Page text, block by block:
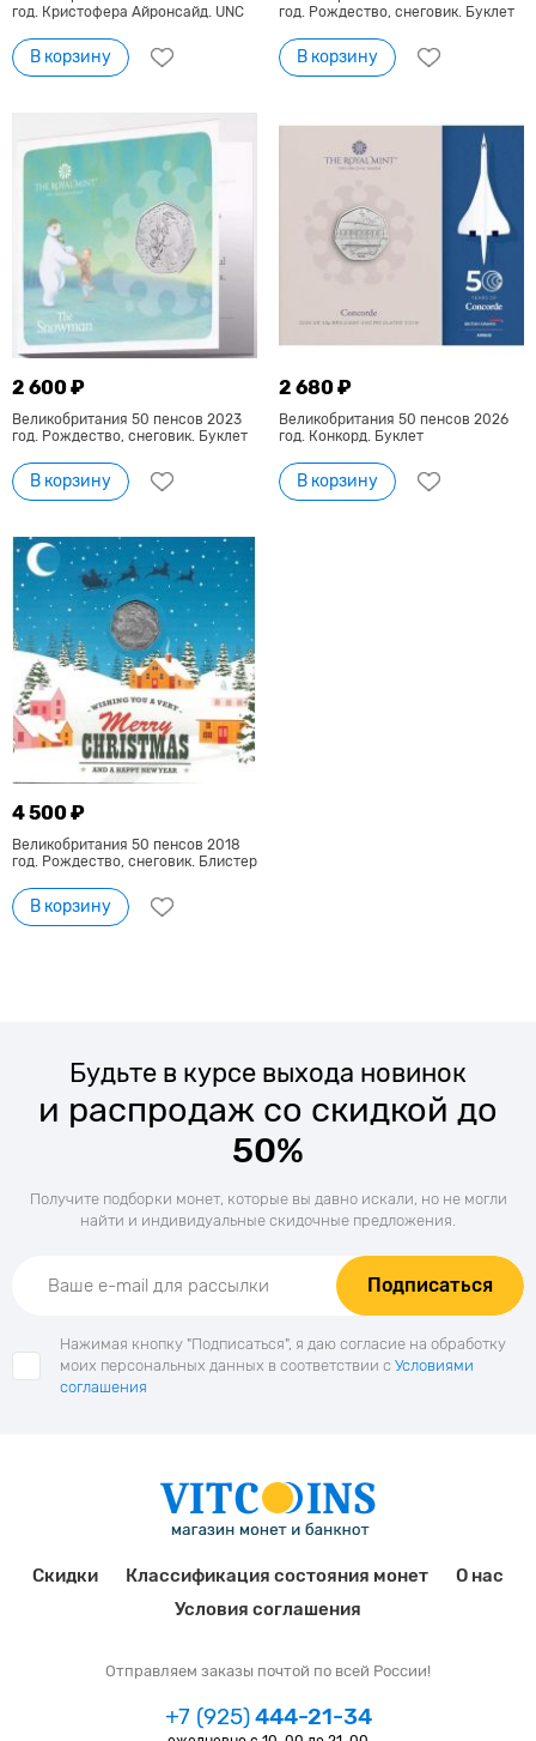
год. Кристофера Айронсайд. UNC
В корзину
год. Рождество, снеговик. Буклет
В корзину
2 600 ₽
Великобритания 50 пенсов 2023
год. Рождество, снеговик. Буклет
В корзину
2 680 ₽
Великобритания 50 пенсов 2026
год. Конкорд. Буклет
В корзину
4 500 ₽
Великобритания 50 пенсов 2018
год. Рождество, снеговик. Блистер
В корзину
Будьте в курсе выхода новинок
и распродаж со скидкой до
50%
Получите подборки монет, которые вы давно искали, но не могли
найти и индивидуальные скидочные предложения.
Подписаться
Нажимая кнопку "Подписаться", я даю согласие на обработку
моих персональных данных в соответствии с Условиями
соглашения
Скидки Классификация состояния монет
О нас
Условия соглашения
Отправляем заказы почтой по всей России!
+7 (925)444-21-34